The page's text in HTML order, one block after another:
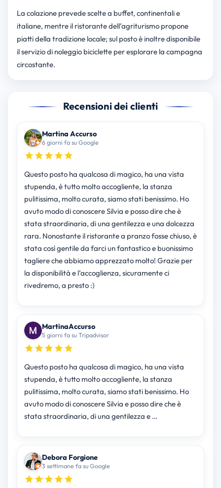
La colazione prevede scelte a buffet, continentali e
italiane, mentre il ristorante dell’agriturismo propone
piatti della tradizione locale; sul posto è inoltre disponibile
il servizio di noleggio biciclette per esplorare la campagna
circostante.
Recensioni dei clienti
Martina Accurso
6 giorni fa su Google
Questo posto ha qualcosa di magico, ha una vista
stupenda, è tutto molto accogliente, la stanza
pulitissima, molto curata, siamo stati benissimo. Ho
avuto modo di conoscere Silvia e posso dire che è
stata straordinaria, di una gentilezza e una dolcezza
rara. Nonostante il ristorante a pranzo fosse chiuso, è
stata così gentile da farci un fantastico e buonissimo
tagliere che abbiamo apprezzato molto! Grazie per
la disponibilità e l’accoglienza, sicuramente ci
rivedremo, a presto :)
MartinaAccurso
5 giorni fa su Tripadvisor
Questo posto ha qualcosa di magico, ha una vista
stupenda, è tutto molto accogliente, la stanza
pulitissima, molto curata, siamo stati benissimo. Ho
avuto modo di conoscere Silvia e posso dire che è
stata straordinaria, di una gentilezza e …
Debora Forgione
3 settimane fa su Google